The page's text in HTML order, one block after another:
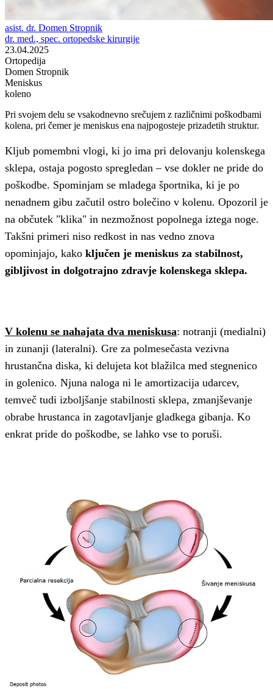
asist. dr. Domen Stropnik
dr. med., spec. ortopedske kirurgije
23.04.2025
Ortopedija
Domen Stropnik
Meniskus
koleno
Pri svojem delu se vsakodnevno srečujem z različnimi poškodbami
kolena, pri čemer je meniskus ena najpogosteje prizadetih struktur.
Kljub pomembni vlogi, ki jo ima pri delovanju kolenskega
sklepa, ostaja pogosto spregledan – vse dokler ne pride do
poškodbe. Spominjam se mladega športnika, ki je po
nenadnem gibu začutil ostro bolečino v kolenu. Opozoril je
na občutek "klika" in nezmožnost popolnega iztega noge.
Takšni primeri niso redkost in nas vedno znova
opominjajo, kako ključen je meniskus za stabilnost,
gibljivost in dolgotrajno zdravje kolenskega sklepa.
V kolenu se nahajata dva meniskusa: notranji (medialni)
in zunanji (lateralni). Gre za polmesečasta vezivna
hrustančna diska, ki delujeta kot blažilca med stegnenico
in golenico. Njuna naloga ni le amortizacija udarcev,
temveč tudi izboljšanje stabilnosti sklepa, zmanjševanje
obrabe hrustanca in zagotavljanje gladkega gibanja. Ko
enkrat pride do poškodbe, se lahko vse to poruši.